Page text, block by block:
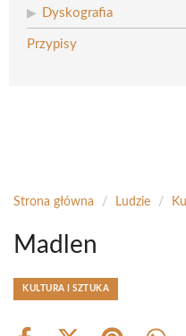
Dyskografia
Przypisy
Strona główna / Ludzie /
Madlen
KULTURA I SZTUKA